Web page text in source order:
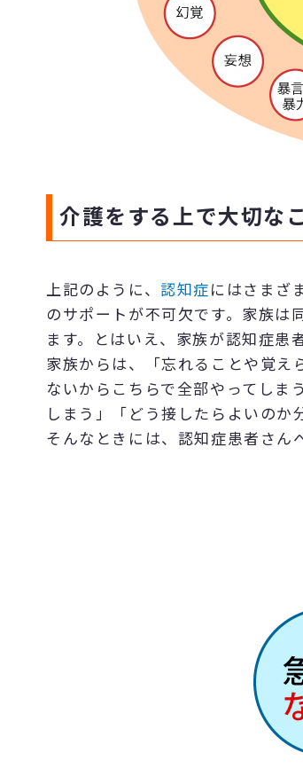
介護をする上で大切な
上記のように、認知症にはさまざ
のサポートが不可欠です。家族は
ます。とはいえ、家族が認知症患
家族からは、「忘れることや覚え
ないからこちらで全部やってしま
しまう」「どう接したらよいのか
そんなときには、認知症患者さん